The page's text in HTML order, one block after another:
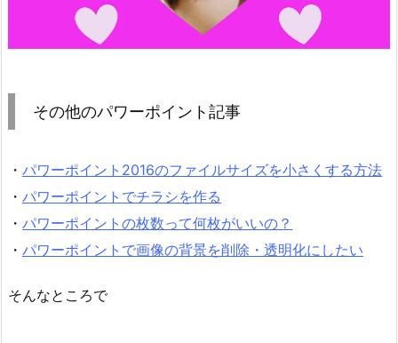
その他のパワーポイント記事
・ パワーポイント2016のファイルサイズを小さくする方法
・ パワーポイントでチラシを作る
・ パワーポイントの枚数って何枚がいいの？
・ パワーポイントで画像の背景を削除・透明化にしたい
そんなところで